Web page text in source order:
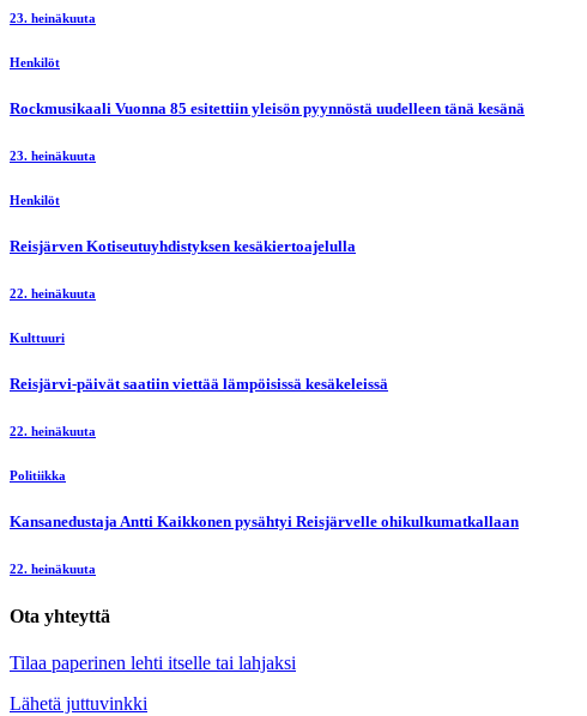
23. heinäkuuta
Henkilöt
Rockmusikaali Vuonna 85 esitettiin yleisön pyynnöstä uudelleen tänä kesänä
23. heinäkuuta
Henkilöt
Reisjärven Kotiseutuyhdistyksen kesäkiertoajelulla
22. heinäkuuta
Kulttuuri
Reisjärvi-päivät saatiin viettää lämpöisissä kesäkeleissä
22. heinäkuuta
Politiikka
Kansanedustaja Antti Kaikkonen pysähtyi Reisjärvelle ohikulkumatkallaan
22. heinäkuuta
Ota yhteyttä
Tilaa paperinen lehti itselle tai lahjaksi
Lähetä juttuvinkki